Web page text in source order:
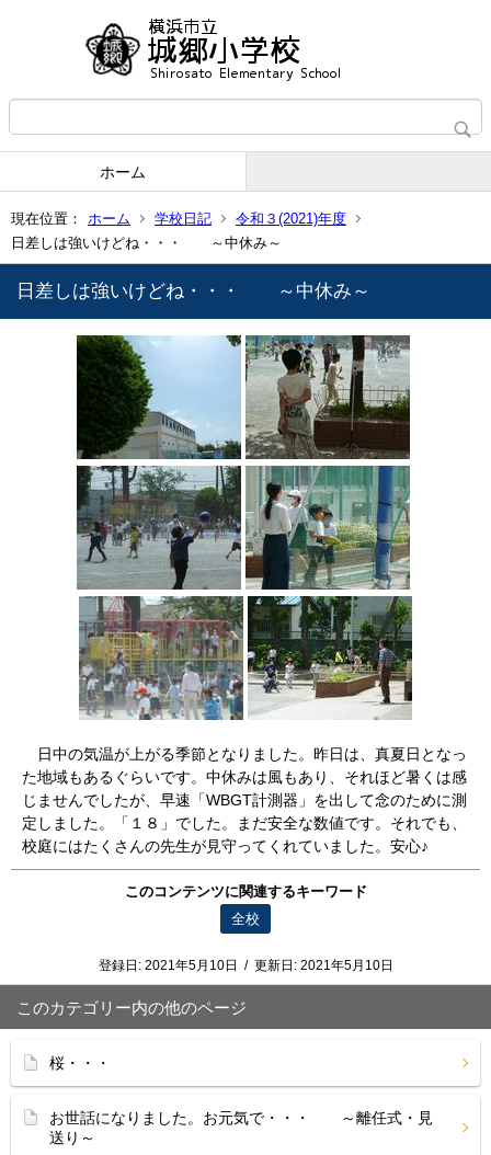
ホーム
現在位置： ホーム 学校日記
令和３(2021)年度
日差しは強いけどね・・・ ～中休み～
日差しは強いけどね・・・ ～中休み～
日中の気温が上がる季節となりました。昨日は、真夏日となっ
た地域もあるぐらいです。中休みは風もあり、それほど暑くは感
じませんでしたが、早速「WBGT計測器」を出して念のために測
定しました。「１８」でした。まだ安全な数値です。それでも、
校庭にはたくさんの先生が見守ってくれていました。安心♪
このコンテンツに関連するキーワード
全校
登録日: 2021年5月10日 / 更新日: 2021年5月10日
このカテゴリー内の他のページ
桜・・・
お世話になりました。お元気で・・・ ～離任式・見
送り～